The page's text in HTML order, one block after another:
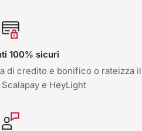
100% sicuri
di credito e bonifico o rateizza il
e HeyLight